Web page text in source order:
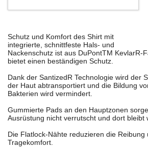
Schutz und Komfort des Shirt mit
integrierte, schnittfeste Hals- und
Nackenschutz ist aus DuPontTM KevlarR-
bietet einen beständigen Schutz.
Dank der SantizedR Technologie wird der
der Haut abtransportiert und die Bildung
Bakterien wird vermindert.
Gummierte Pads an den Hauptzonen
Ausrüstung nicht verrutscht und dort bleibt
Die Flatlock-Nähte reduzieren die Reibung
Tragekomfort.